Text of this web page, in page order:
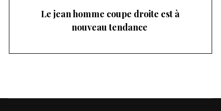
Le jean homme coupe droite est à
nouveau tendance